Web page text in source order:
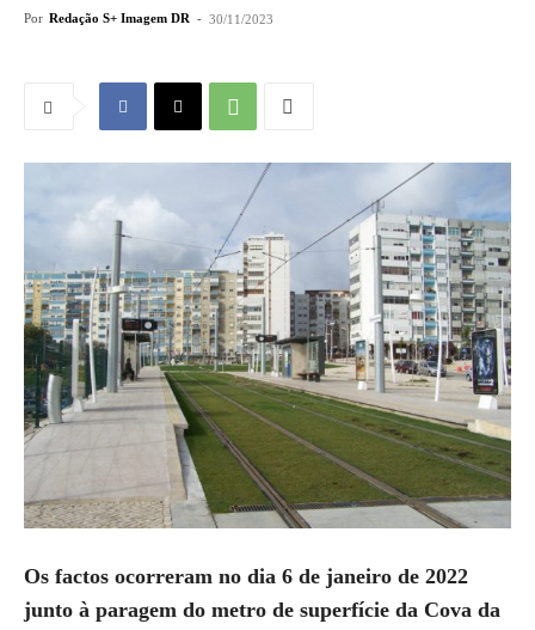
Por Redação S+ Imagem DR - 30/11/2023
Os factos ocorreram no dia 6 de janeiro de 2022
junto à paragem do metro de superfície da Cova da